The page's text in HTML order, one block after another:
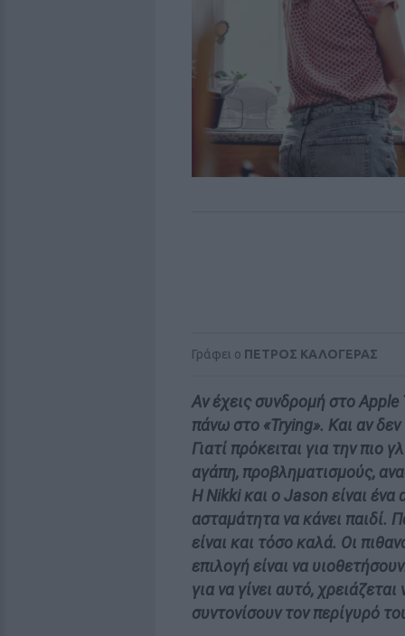
Γράφει ο ΠΕΤΡΟΣ ΚΑΛΟΓΕΡΑΣ
Αν έχεις συνδρομή στο Apple
πάνω στο «Trying». Και αν
Γιατί πρόκειται για την πιο
αγάπη, προβληματισμούς,
Η Nikki και ο Jason είναι
ασταμάτητα να κάνει παιδί.
είναι και τόσο καλά. Οι
επιλογή είναι να
για να γίνει αυτό,
συντονίσουν τον περίγυρό